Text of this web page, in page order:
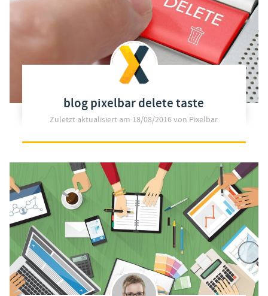
blog pixelbar delete taste
Zuletzt aktualisiert am 18/08/2016von Pixelbar